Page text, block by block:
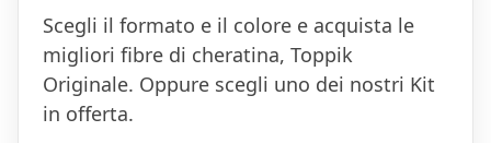
Scegli il formato e il colore e acquista le
migliori fibre di cheratina, Toppik
Originale. Oppure scegli uno dei nostri Kit
in offerta.